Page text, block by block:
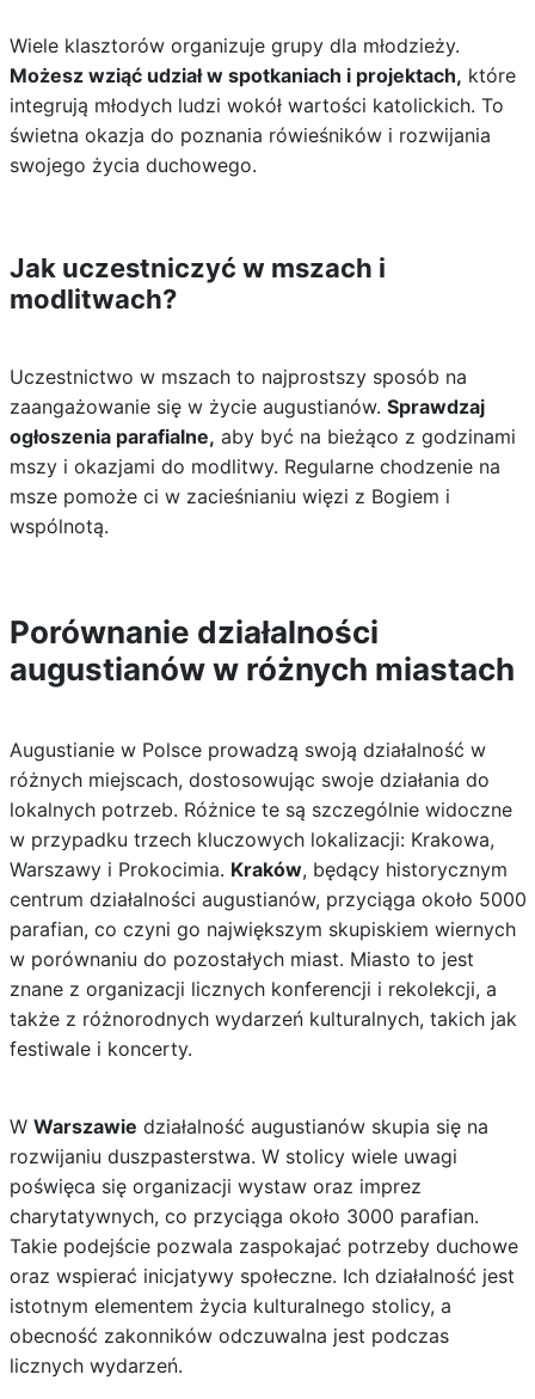
Wiele klasztorów organizuje grupy dla młodzieży.
Możesz wziąć udział w spotkaniach i projektach, które
integrują młodych ludzi wokół wartości katolickich. To
świetna okazja do poznania rówieśników i rozwijania
swojego życia duchowego.
Jak uczestniczyć w mszach i
modlitwach?
Uczestnictwo w mszach to najprostszy sposób na
zaangażowanie się w życie augustianów. Sprawdzaj
ogłoszenia parafialne, aby być na bieżąco z godzinami
mszy i okazjami do modlitwy. Regularne chodzenie na
msze pomoże ci w zacieśnianiu więzi z Bogiem i
wspólnotą.
Porównanie działalności
augustianów w różnych miastach
Augustianie w Polsce prowadzą swoją działalność w
różnych miejscach, dostosowując swoje działania do
lokalnych potrzeb. Różnice te są szczególnie widoczne
w przypadku trzech kluczowych lokalizacji: Krakowa,
Warszawy i Prokocimia. Kraków, będący historycznym
centrum działalności augustianów, przyciąga około 5000
parafian, co czyni go największym skupiskiem wiernych
w porównaniu do pozostałych miast. Miasto to jest
znane z organizacji licznych konferencji i rekolekcji, a
także z różnorodnych wydarzeń kulturalnych, takich jak
festiwale i koncerty.
W Warszawie działalność augustianów skupia się na
rozwijaniu duszpasterstwa. W stolicy wiele uwagi
poświęca się organizacji wystaw oraz imprez
charytatywnych, co przyciąga około 3000 parafian.
Takie podejście pozwala zaspokajać potrzeby duchowe
oraz wspierać inicjatywy społeczne. Ich działalność jest
istotnym elementem życia kulturalnego stolicy, a
obecność zakonników odczuwalna jest podczas
licznych wydarzeń.